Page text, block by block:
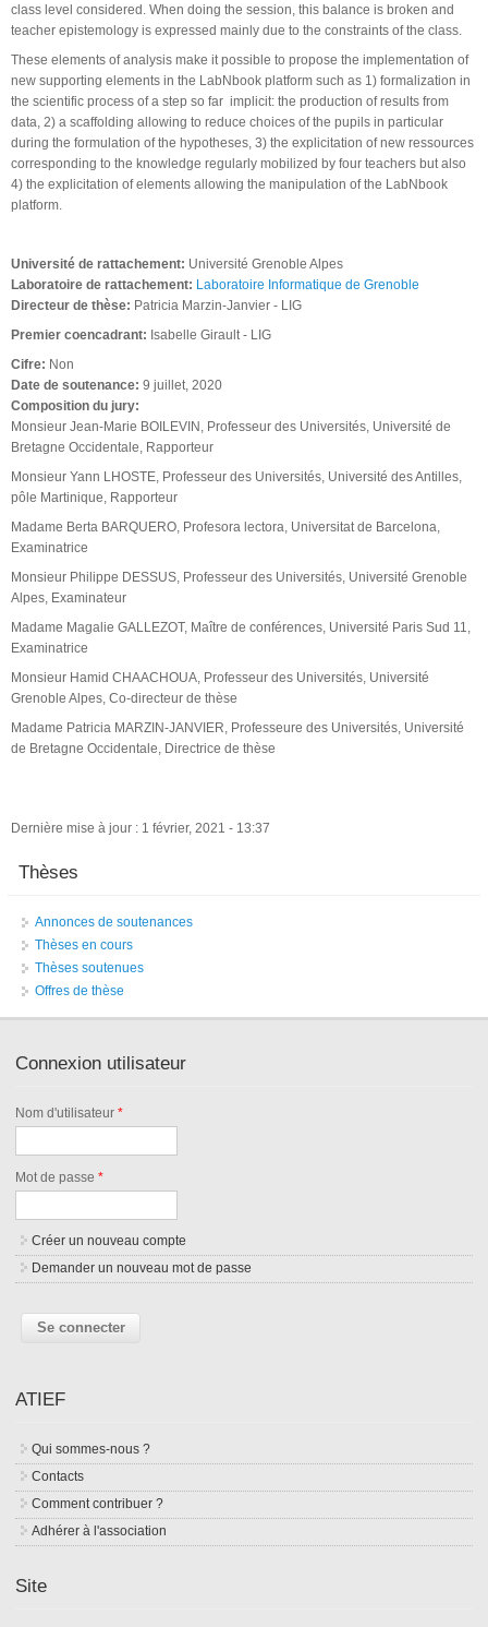
class level considered. When doing the session, this balance is broken and
teacher epistemology is expressed mainly due to the constraints of the class.
These elements of analysis make it possible to propose the implementation of
new supporting elements in the LabNbook platform such as 1) formalization in
the scientific process of a step so far implicit: the production of results from
data, 2) a scaffolding allowing to reduce choices of the pupils in particular
during the formulation of the hypotheses, 3) the explicitation of new ressources
corresponding to the knowledge regularly mobilized by four teachers but also
4) the explicitation of elements allowing the manipulation of the LabNbook
platform.
Université de rattachement: Université Grenoble Alpes
Laboratoire de rattachement: Laboratoire Informatique de Grenoble
Directeur de thèse: Patricia Marzin-Janvier - LIG
Premier coencadrant: Isabelle Girault - LIG
Cifre: Non
Date de soutenance: 9 juillet, 2020
Composition du jury:
Monsieur Jean-Marie BOILEVIN, Professeur des Universités, Université de
Bretagne Occidentale, Rapporteur
Monsieur Yann LHOSTE, Professeur des Universités, Université des Antilles,
pôle Martinique, Rapporteur
Madame Berta BARQUERO, Profesora lectora, Universitat de Barcelona,
Examinatrice
Monsieur Philippe DESSUS, Professeur des Universités, Université Grenoble
Alpes, Examinateur
Madame Magalie GALLEZOT, Maître de conférences, Université Paris Sud 11,
Examinatrice
Monsieur Hamid CHAACHOUA, Professeur des Universités, Université
Grenoble Alpes, Co-directeur de thèse
Madame Patricia MARZIN-JANVIER, Professeure des Universités, Université
de Bretagne Occidentale, Directrice de thèse
Dernière mise à jour : 1 février, 2021 - 13:37
Thèses
Annonces de soutenances
Thèses en cours
Thèses soutenues
Offres de thèse
Connexion utilisateur
Nom d'utilisateur*
Mot de passe*
Créer un nouveau compte
Demander un nouveau mot de passe
ATIEF
Qui sommes-nous ?
Contacts
Comment contribuer ?
Adhérer à l'association
Site